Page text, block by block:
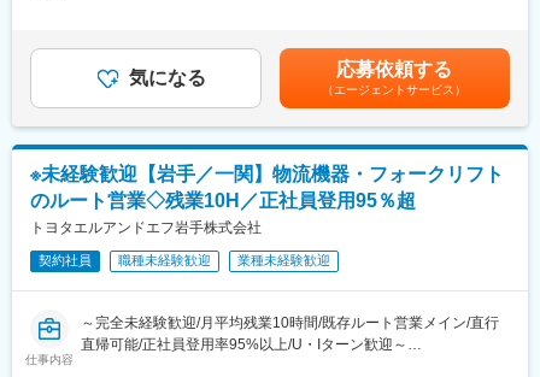
・同社の営業に決まったマニュアルはなく、自分なりの創意工夫
が重要です。また個人だけでなく拠点単位での表彰制度もありチ
ーム一丸で取り組む環境も魅力です。
当社は売上高256億円、全国77拠点、従業員数570名規模を誇る調
剤機器メーカーです。1971年創業と半世紀以上歴史をもち、特に
1980年代から他社に先駆けてスウェーデンなどヨーロッパに販売
網を拡大してきました。国内だけでなく、海外での売上も安定的
に伸びているため経営が安定しています。
変更の範囲：会社の定める業務
■業務内容：
・お客様との提案商談（自動車の販売、買取、その他サービスの
ご提案）
・来店集客活動（webサイトへの情報登録、店舗ブログの更新な
ど）
・その他店舗運営業務 等
■組織構成：
1店舗あたり約6名程度、一部10名以上の社員がいる大型店舗もあ
ります。
（1）お客様に誠実な社風
IDOMは他社の不祥事が起こる前から工場の透明性確保に力を入れ
舗スタッフ年収634万円 入社4年目 営業主任年収855万円 入社6年
目 店長賃金はあくまでも目安の金額であり、選考を通じて上下す
る可能性があります。月給(月額)は固定手当を含めた表記です。
気になる 応募依頼する
（エージェントサービス）
※未経験歓迎【岩手／一関】物流機器・フォークリフト
のルート営業◇残業10H／正社員登用95％超
トヨタエルアンドエフ岩手株式会社
契約社員 職種未経験歓迎 業種未経験歓迎
仕事内容
～完全未経験歓迎/月平均残業10時間/既存ルート営業メイン/直行
直帰可能/正社員登用率95%以上/U・Iターン歓迎～